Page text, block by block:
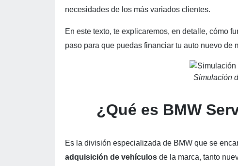
necesidades de los más variados clientes.
En este texto, te explicaremos, en detalle, cómo
paso para que puedas financiar tu auto nuevo de
Simulación
¿Qué es BMW
Es la división especializada de BMW que se
adquisición de vehículos de la marca, tanto